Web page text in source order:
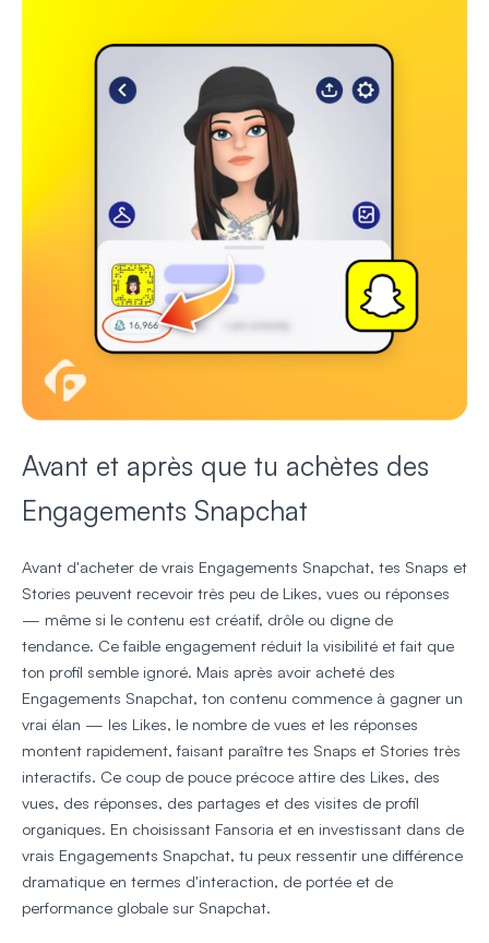
Avant et après que tu achètes des
Engagements Snapchat
Avant d'acheter de vrais Engagements Snapchat, tes Snaps et
Stories peuvent recevoir très peu de Likes, vues ou réponses
— même si le contenu est créatif, drôle ou digne de
tendance. Ce faible engagement réduit la visibilité et fait que
ton profil semble ignoré. Mais après avoir acheté des
Engagements Snapchat, ton contenu commence à gagner un
vrai élan — les Likes, le nombre de vues et les réponses
montent rapidement, faisant paraître tes Snaps et Stories très
interactifs. Ce coup de pouce précoce attire des Likes, des
vues, des réponses, des partages et des visites de profil
organiques. En choisissant Fansoria et en investissant dans de
vrais Engagements Snapchat, tu peux ressentir une différence
dramatique en termes d'interaction, de portée et de
performance globale sur Snapchat.